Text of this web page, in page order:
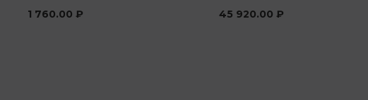
1 760.00 ₽ 45 920.00 ₽